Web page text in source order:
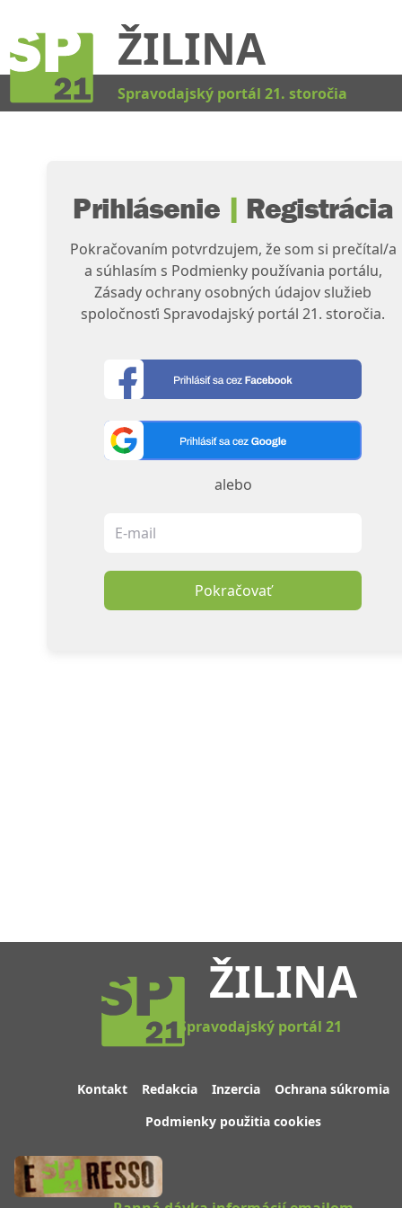
ŽILINA
Spravodajský portál 21. storočia
Prihlásenie | Registrácia
Pokračovaním potvrdzujem, že som si prečítal/a
a súhlasím s Podmienky používania portálu,
Zásady ochrany osobných údajov služieb
spoločnosťi Spravodajský portál 21. storočia.
alebo
Pokračovať
ŽILINA
Spravodajský portál 21
Kontakt Redakcia Inzercia
Ochrana súkromia
Podmienky použitia cookies